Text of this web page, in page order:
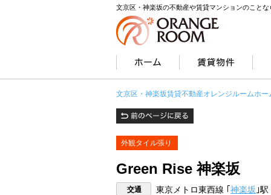
文京区・神楽坂の不動産や賃貸マンションのこと
文京区・神楽坂賃貸不動産オレンジルームホー
外観タイル張り
Green Rise 神楽坂
交通 東京メトロ東西線 ｢ 神楽坂 ｣